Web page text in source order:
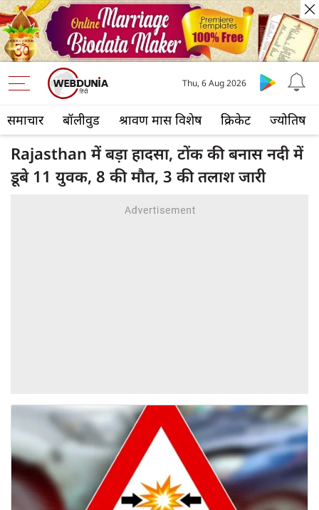
समाचार बॉलीवुड श्रावण मास विशेष क्रिकेट ज्योतिष
Thu, 6 Aug 2026
Rajasthan में बड़ा हादसा, टोंक की बनास नदी में
डूबे 11 युवक, 8 की मौत, 3 की तलाश जारी